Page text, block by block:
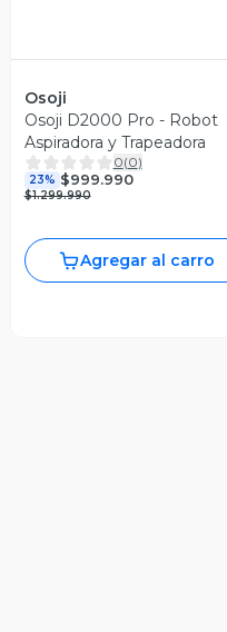
Osoji
Osoji D2000 Pro - Robot
Aspiradora y Trapeadora
0(0)
23% $999.990
$1.299.990
Agregar al carro